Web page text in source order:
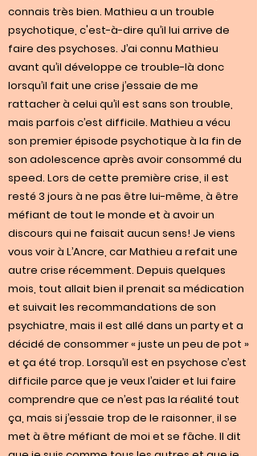
connais très bien. Mathieu a un trouble
psychotique, c'est-à-dire qu’il lui arrive de
faire des psychoses. J’ai connu Mathieu
avant qu’il développe ce trouble-là donc
lorsqu’il fait une crise j’essaie de me
rattacher à celui qu’il est sans son trouble,
mais parfois c’est difficile. Mathieu a vécu
son premier épisode psychotique à la fin de
son adolescence après avoir consommé du
speed. Lors de cette première crise, il est
resté 3 jours à ne pas être lui-même, à être
méfiant de tout le monde et à avoir un
discours qui ne faisait aucun sens! Je viens
vous voir à L’Ancre, car Mathieu a refait une
autre crise récemment. Depuis quelques
mois, tout allait bien il prenait sa médication
et suivait les recommandations de son
psychiatre, mais il est allé dans un party et a
décidé de consommer « juste un peu de pot »
et ça été trop. Lorsqu’il est en psychose c’est
difficile parce que je veux l’aider et lui faire
comprendre que ce n’est pas la réalité tout
ça, mais si j’essaie trop de le raisonner, il se
met à être méfiant de moi et se fâche. Il dit